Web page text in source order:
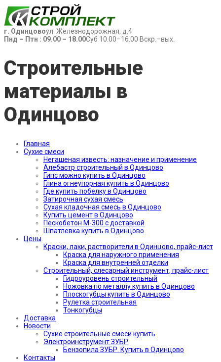
г. Одинцовоул. Железнодорожная, д.4
Пнд – Птн : 09.00 – 18.00Суб 10.00–16.00 Вскр.–вых.
Строительные
материалы в
Одинцово
Главная
Сухие смеси
Негашеная известь: назначение и применение
Алебастр строительный в Одинцово
Гипс можно купить в Одинцово
Глина огнеупорная купить в Одинцово
Где купить побелку в Одинцово
Затирочная сухая смесь
Сухая кладочная смесь в Одинцово
Купить цемент в Одинцово
Пескобетон М-300 с доставкой
Шпатлевка купить в Одинцово
Цены
Краски, лаки, растворители в Одинцово, прайс-лист
Краска для наружного применения
Краска для внутренней отделки
Строительный, слесарный инструмент, прайс-лист
Гидроуровень строительный
Ножовка по металлу купить в Одинцово
Плоскогубцы купить в Одинцово
Рулетка строительная
Тонкогубцы
Доставка
Новости
Сухие строительные смеси купить
Электроинструмент ЗУБР
Бензопила ЗУБР. Купить в Одинцово
Контакты